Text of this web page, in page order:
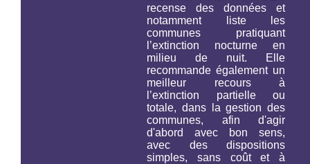
recense des données et
notamment liste les
communes pratiquant
l’extinction nocturne en
milieu de nuit. Elle
recommande également un
meilleur recours à
l’extinction partielle ou
totale, dans la gestion des
communes, afin d'agir
d'abord avec bon sens,
avec des dispositions
simples, sans coût et à